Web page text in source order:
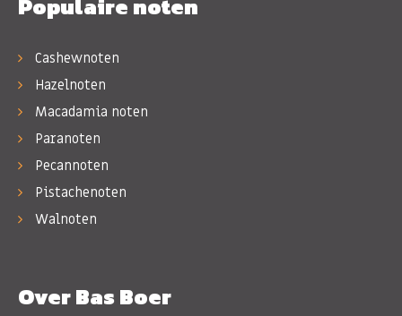
Populaire noten
Cashewnoten
Hazelnoten
Macadamia noten
Paranoten
Pecannoten
Pistachenoten
Walnoten
Over Bas Boer